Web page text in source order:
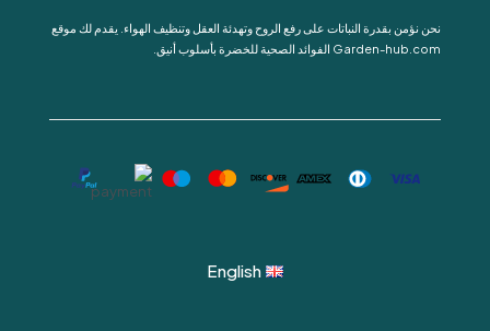
نحن نؤمن بقدرة النباتات على رفع الروح وتهدئة العقل وتنظيف الهواء. يقدم لك موقع
Garden-hub.com الفوائد الصحية للخضرة بأسلوب أنيق.
English